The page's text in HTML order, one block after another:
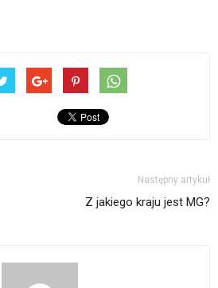
Następny artykuł
Z jakiego kraju jest MG?